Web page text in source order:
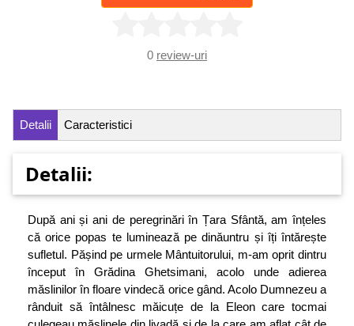
0 review-uri
Detalii Caracteristici
Detalii:
După ani și ani de peregrinări în Țara Sfân­tă, am înțeles
că orice popas te luminează pe dinăuntru și îți întărește
sufletul. Pășind pe urmele Mântuitorului, m-am oprit dintru
început în Grădina Ghetsimani, aco­lo unde adierea
măslinilor în floare vindecă orice gând. Acolo Dumnezeu a
rânduit să întâlnesc măicuțe de la Eleon care tocmai